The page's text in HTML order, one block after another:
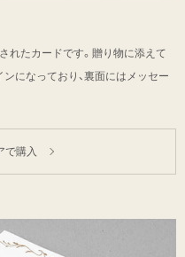
れたカードです。贈り物に添えて
になっており、裏面にはメッセー
で購入